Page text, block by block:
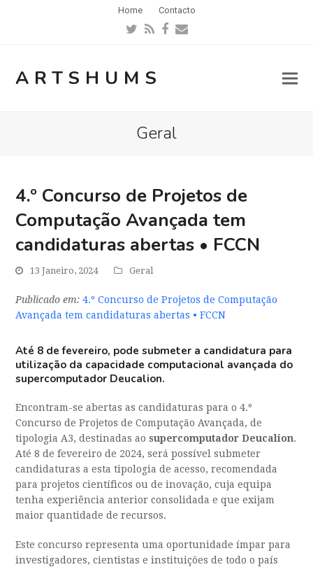
Home Contacto
Twitter
RSSFacebook
Email
ARTSHUMS
Geral
4.º Concurso de Projetos de
Computação Avançada tem
candidaturas abertas • FCCN
13 Janeiro, 2024 Geral
Publicado em: 4.º Concurso de Projetos de Computação
Avançada tem candidaturas abertas • FCCN
Até 8 de fevereiro, pode submeter a candidatura para
utilização da capacidade computacional avançada do
supercomputador Deucalion.
Encontram-se abertas as candidaturas para o 4.º
Concurso de Projetos de Computação Avançada, de
tipologia A3, destinadas aosupercomputador Deucalion.
Até 8 de fevereiro de 2024, será possível submeter
candidaturas a esta tipologia de acesso, recomendada
para projetos científicos ou de inovação, cuja equipa
tenha experiência anterior consolidada e que exijam
maior quantidade de recursos.
Este concurso representa uma oportunidade ímpar para
investigadores, cientistas e instituições de todo o país